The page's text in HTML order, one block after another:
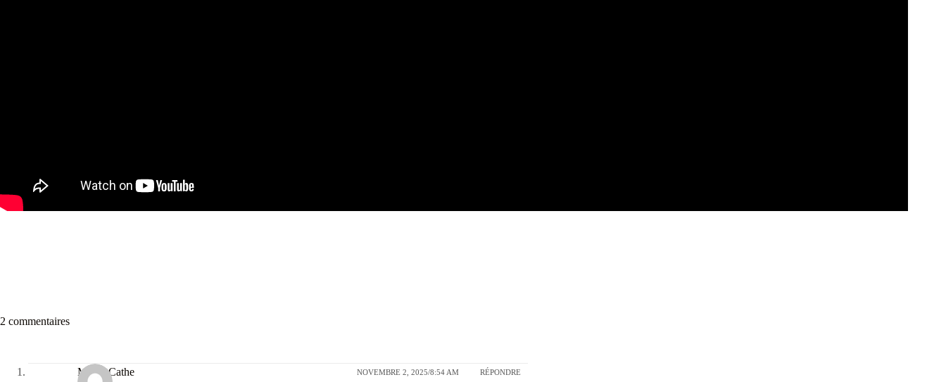
2 commentaires
MamieCathe NOVEMBRE 2, 2025/8:54 AM RÉPONDRE